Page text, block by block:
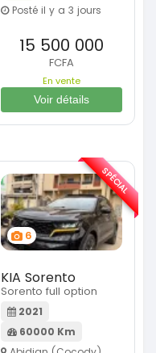
Posté il y a 3 jours
15 500 000
FCFA
En vente
Voir détails
6
KIA Sorento
Sorento full option
2021
60000 Km
SPÉCIAL